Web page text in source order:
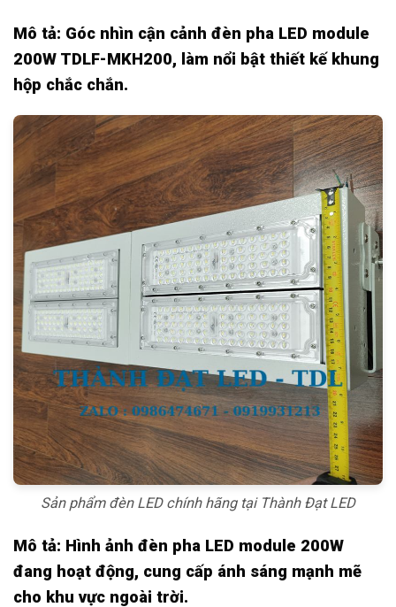
Mô tả: Góc nhìn cận cảnh đèn pha LED module
200W TDLF-MKH200, làm nổi bật thiết kế khung
hộp chắc chắn.
Sản phẩm đèn LED chính hãng tại Thành Đạt LED
Mô tả: Hình ảnh đèn pha LED module 200W
đang hoạt động, cung cấp ánh sáng mạnh mẽ
cho khu vực ngoài trời.